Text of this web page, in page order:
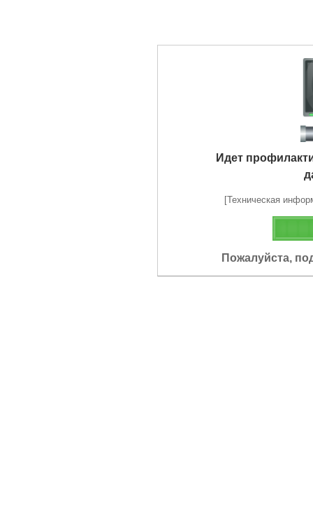
Идет
[Техническая
Пожалуйста,